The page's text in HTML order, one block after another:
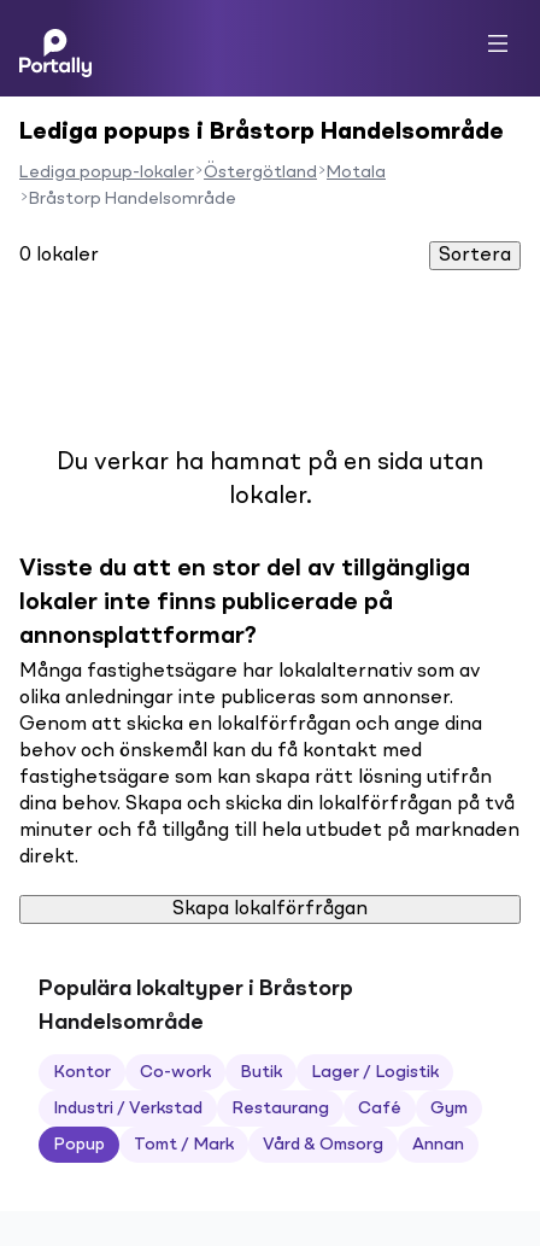
Lediga popups i Bråstorp Handelsområde
Lediga popup-lokaler Östergötland
Motala
Bråstorp Handelsområde
0 lokaler Sortera
Du verkar ha hamnat på en sida utan
lokaler.
Visste du att en stor del av tillgängliga
lokaler inte finns publicerade på
annonsplattformar?
Många fastighetsägare har lokalalternativ som av
olika anledningar inte publiceras som annonser.
Genom att skicka en lokalförfrågan och ange dina
behov och önskemål kan du få kontakt med
fastighetsägare som kan skapa rätt lösning utifrån
dina behov. Skapa och skicka din lokalförfrågan på två
minuter och få tillgång till hela utbudet på marknaden
direkt.
Skapa lokalförfrågan
Populära lokaltyper i Bråstorp
Handelsområde
Kontor Co-work Butik Lager / Logistik
Industri / Verkstad Restaurang Café Gym
Popup Tomt / Mark Vård & Omsorg Annan